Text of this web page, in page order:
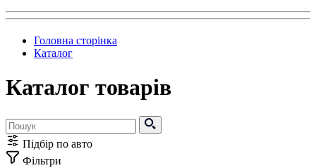
Головна сторінка
Каталог
Каталог товарів
Підбір по авто
Фільтри